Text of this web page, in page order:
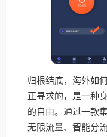
归根结底，海外如
正寻求的，是一种
的自由。通过一款
无限流量、智能分